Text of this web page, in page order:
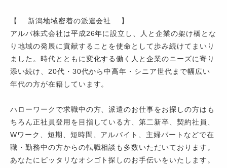
【 新潟地域密着の派遣会社 】
アルパ株式会社は平成26年に設立し、人と企業の架け橋とな
り地域の発展に貢献することを使命として歩み続けてまいり
ました。時代とともに変化する働く人と企業のニーズに寄り
添い続け、20代・30代から中高年・シニア世代まで幅広い
年代の方が在籍しています。
ハローワークで求職中の方、派遣のお仕事をお探しの方はも
ちろん正社員登用を目指している方、第二新卒、契約社員、
Wワーク、短期、短時間、アルバイト、主婦パートなどで在
職・勤務中の方からの転職相談も多数いただいております。
あなたにピッタリなオシゴト探しのお手伝いをいたします。